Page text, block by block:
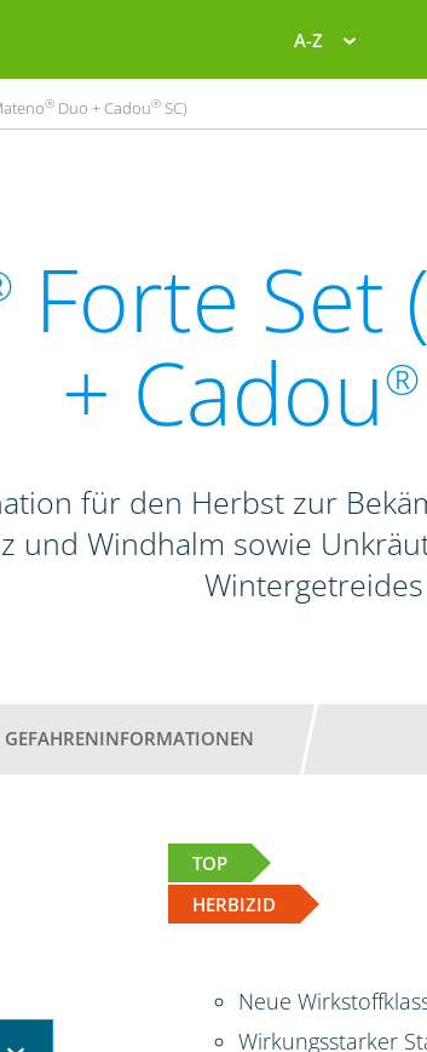
A-Z
® Duo + Cadou® SC)
Forte Set
+ Cadou®
für den Herbst zur
und Windhalm sowie
Wintergetreides
GEFAHRENINFORMATIONEN
TOP
HERBIZID
Neue
Wirkungsstarker